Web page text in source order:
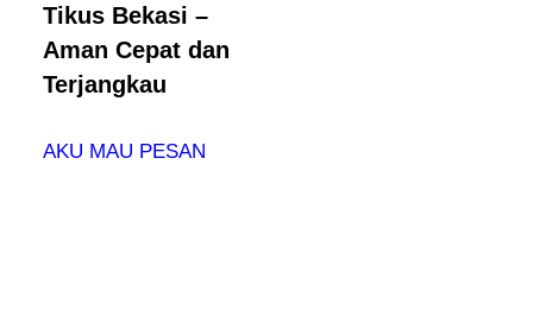
Tikus Bekasi –
Aman Cepat dan
Terjangkau
AKU MAU PESAN